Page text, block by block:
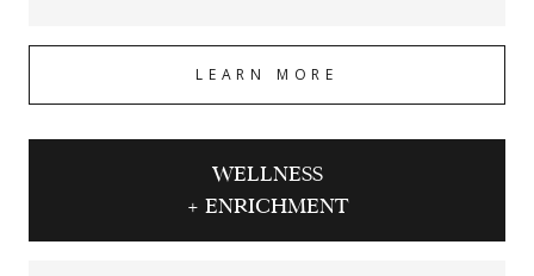
LEARN MORE
WELLNESS
+ ENRICHMENT